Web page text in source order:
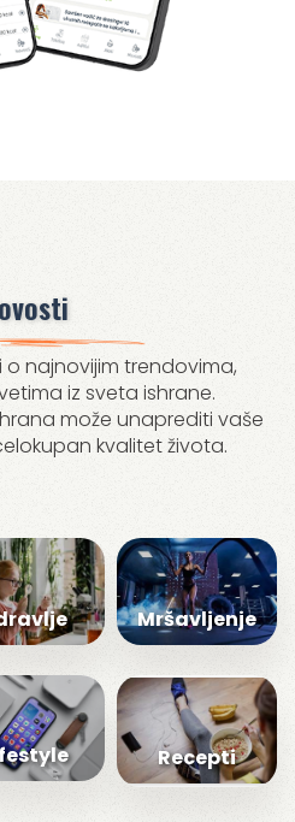
najnovijim trendovima,
iz sveta ishrane.
može unaprediti vaše
kvalitet života.
Mršavljenje
Recepti